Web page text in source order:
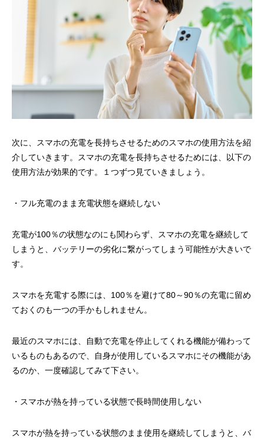
次に、スマホの充電を長持ちさせるためのスマホの使用方法を紹
介していきます。スマホの充電を長持ちさせるためには、以下の
使用方法が効果的です。１つずつ見ていきましょう。
・フル充電のまま充電状態を継続しない
充電が100％の状態なのにも関わらず、スマホの充電を継続して
しまうと、バッテリーの劣化に繋がってしまう可能性が大きいで
す。
スマホを充電する際には、100％を避けて80～90％の充電に留め
ておくのも一つの手かもしれません。
最近のスマホには、自動で充電を停止してくれる機能が備わって
いるものもあるので、自身が使用しているスマホにその機能があ
るのか、一度確認してみて下さい。
・スマホが熱を持っている状態で長時間使用しない
スマホが熱を持っている状態のまま使用を継続してしまうと、バ